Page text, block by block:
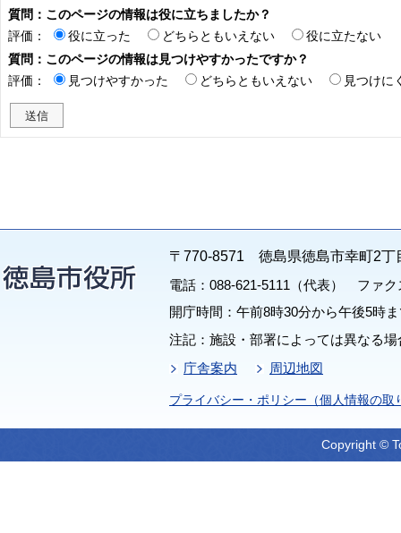
質問：このページの情報は役に立ちましたか？
評価：
役に立った どちらともいえない
役に立たない
質問：このページの情報は見つけやすかったですか？
評価：
見つけやすかった どちらともいえない 見つけに
〒770-8571 徳島県徳島市幸町2丁
電話：088-621-5111（代表） ファク
開庁時間：午前8時30分から午後5時
注記：施設・部署によっては異なる
庁舎案内
周辺地図
プライバシー・ポリシー（個人情報の取
Copyright ©